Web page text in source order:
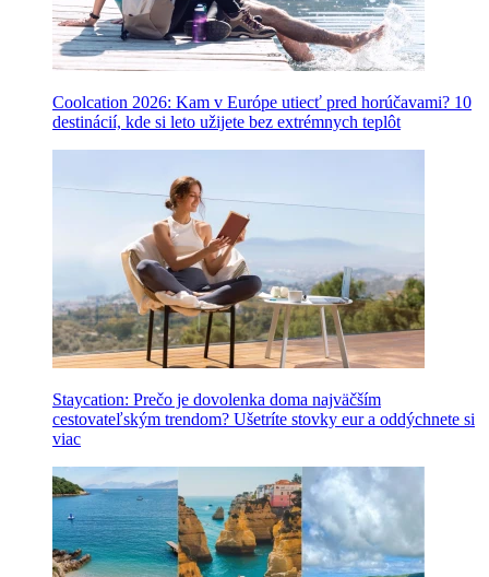
Coolcation 2026: Kam v Európe utiecť pred horúčavami? 10
destinácií, kde si leto užijete bez extrémnych teplôt
Staycation: Prečo je dovolenka doma najväčším
cestovateľským trendom? Ušetríte stovky eur a oddýchnete si
viac